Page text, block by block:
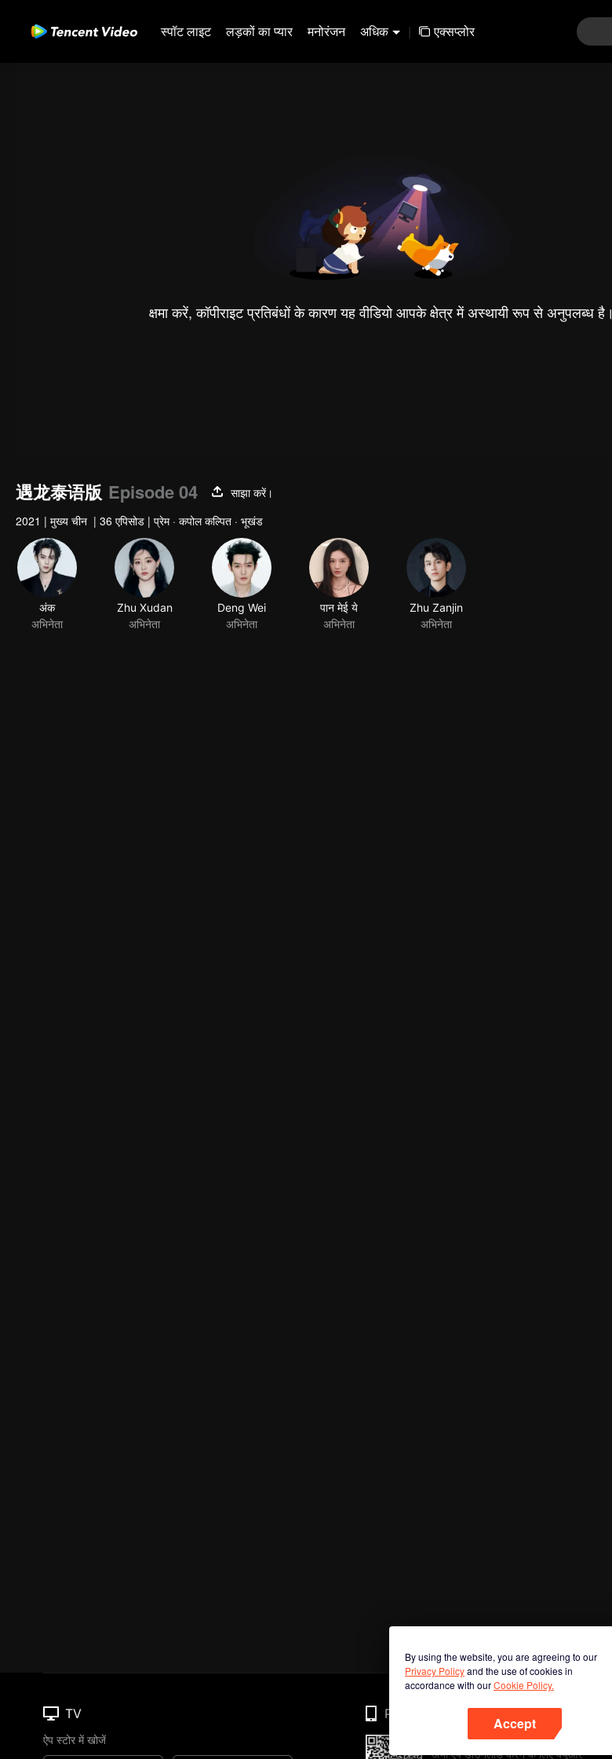
स्पॉट लाइट लड़कों का प्यार मनोरंजन अधिक | एक्सप्लोर
क्षमा करें, कॉपीराइट प्रतिबंधों के कारण यह वीडियो आपके क्षेत्र में अस्थायी रूप से अनुपलब्ध है।
遇龙泰语版 Episode 04
साझा करें।
2021 | मुख्य चीन | 36 एपिसोड | प्रेम · कपोल कल्पित · भूखंड
अंक
अभिनेता
Zhu Xudan
अभिनेता
Deng Wei
अभिनेता
पान मेई ये
अभिनेता
Zhu Zanjin
अभिनेता
By using the website, you are agreeing to our
Privacy Policyand the use of cookies in
accordance with ourCookie Policy.
Accept
TV
ऐप स्टोर में खोजें
Phone
अभी ऐप डाउनलोड करने के लिए क्यूआर